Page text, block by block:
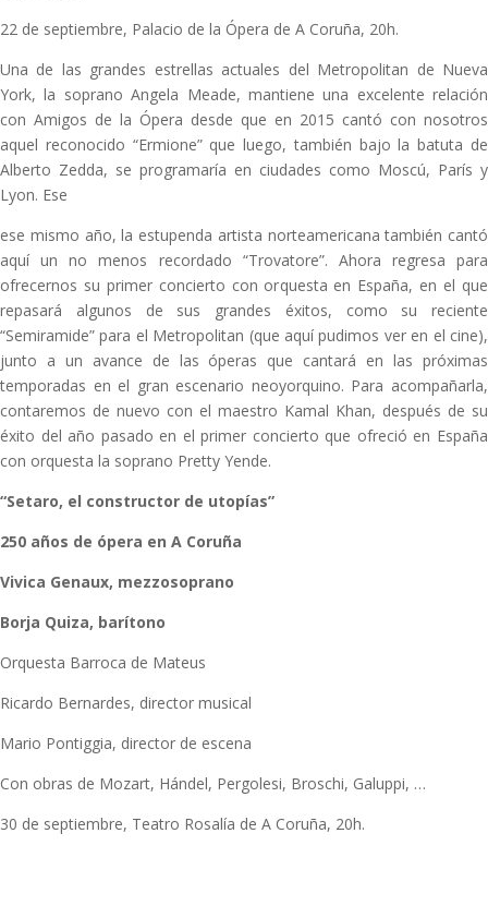
22 de septiembre, Palacio de la Ópera de A Coruña, 20h.
Una de las grandes estrellas actuales del Metropolitan de Nueva
York, la soprano Angela Meade, mantiene una excelente relación
con Amigos de la Ópera desde que en 2015 cantó con nosotros
aquel reconocido “Ermione” que luego, también bajo la batuta de
Alberto Zedda, se programaría en ciudades como Moscú, París y
Lyon. Ese
ese mismo año, la estupenda artista norteamericana también cantó
aquí un no menos recordado “Trovatore”. Ahora regresa para
ofrecernos su primer concierto con orquesta en España, en el que
repasará algunos de sus grandes éxitos, como su reciente
“Semiramide” para el Metropolitan (que aquí pudimos ver en el cine),
junto a un avance de las óperas que cantará en las próximas
temporadas en el gran escenario neoyorquino. Para acompañarla,
contaremos de nuevo con el maestro Kamal Khan, después de su
éxito del año pasado en el primer concierto que ofreció en España
con orquesta la soprano Pretty Yende.
“Setaro, el constructor de utopías”
250 años de ópera en A Coruña
Vivica Genaux, mezzosoprano
Borja Quiza, barítono
Orquesta Barroca de Mateus
Ricardo Bernardes, director musical
Mario Pontiggia, director de escena
Con obras de Mozart, Hándel, Pergolesi, Broschi, Galuppi, …
30 de septiembre, Teatro Rosalía de A Coruña, 20h.